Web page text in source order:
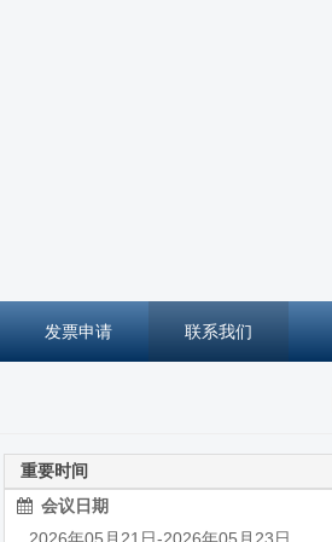
发票申请 联系我们
重要时间
会议日期